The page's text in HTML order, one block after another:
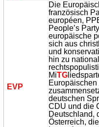
EVP
Die
französisch
européen,
People’s
europäische
sich aus
und
hin zu
MiTG
Europäischen
deutschen
CDU und die
Deutschland,
Österreich,